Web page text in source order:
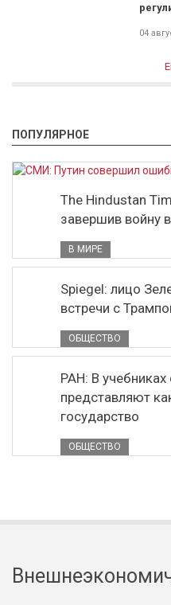
04
ПОПУЛЯРНОЕ
The Hindustan
завершив войну
В МИРЕ
Spiegel: лицо
встречи с
ОБЩЕСТВО
РАН: В
представляют
государство
ОБЩЕСТВО